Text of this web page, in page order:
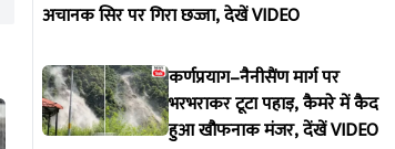
अचानक सिर पर गिरा छज्जा, देखें VIDEO
कर्णप्रयाग–नैनीसैंण मार्ग पर
भरभराकर टूटा पहाड़, कैमरे में कैद
हुआ खौफनाक मंजर, देंखें VIDEO